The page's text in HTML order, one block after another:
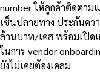
number ให้ลูกค้าติดตา
เซ็นปลายทาง ประกันคว
ล้านบาท/เคส พร้อมเปิด
ในการ vendor
ยังไม่เคยต้องเคลม